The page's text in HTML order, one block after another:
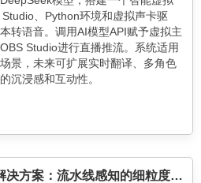
、Python环境和虚拟声卡驱
转语音。调用AI模型API赋予虚拟主
Studio进行直播推流。系统适用
景，未来可扩展实时翻译、多角色
沉浸感和互动性。
大模型训练的高效内存解决方案：流水线感知的细粒度激活卸载，实现显存开销与吞吐性能的联合最优